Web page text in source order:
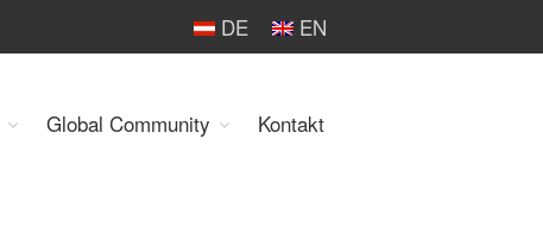
DE EN
Global Community Kontakt